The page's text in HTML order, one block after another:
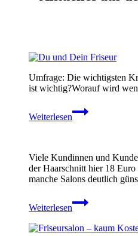
Umfrage: Die wichtigsten
ist wichtig?Worauf wird
Weiterlesen
Du
und
Viele Kundinnen und
der Haarschnitt hier 18
manche Salons deutlich
Weiterlesen